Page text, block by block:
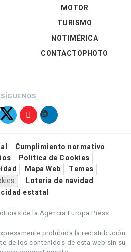
MOTOR
TURISMO
NOTIMÉRICA
CONTACTOPHOTO
SÍGUENOS
Cumplimiento normativo
Política de Cookies
Mapa Web
Temas
Loteria de navidad
estatal
de la Agencia Europa Press.
prohibida la redistribución
de los contenidos de esta web sin su